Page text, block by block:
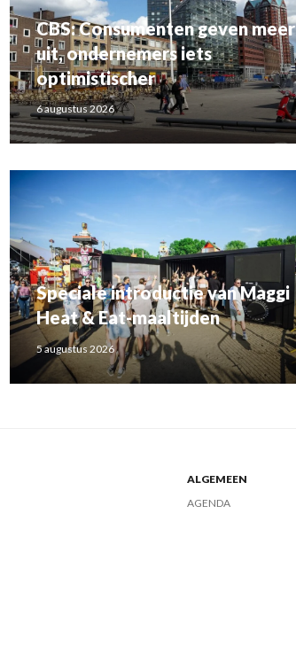
CBS: Consumenten geven meer
uit, ondernemers iets
optimistischer
6 augustus 2026
Speciale introductie van Maggi
Heat & Eat-maaltijden
5 augustus 2026
ALGEMEEN
AGENDA